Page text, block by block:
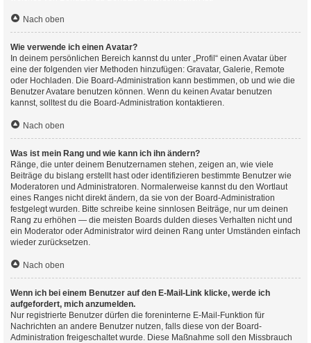
Nach oben
Wie verwende ich einen Avatar?
In deinem persönlichen Bereich kannst du unter „Profil“ einen Avatar über
eine der folgenden vier Methoden hinzufügen: Gravatar, Galerie, Remote
oder Hochladen. Die Board-Administration kann bestimmen, ob und wie die
Benutzer Avatare benutzen können. Wenn du keinen Avatar benutzen
kannst, solltest du die Board-Administration kontaktieren.
Nach oben
Was ist mein Rang und wie kann ich ihn ändern?
Ränge, die unter deinem Benutzernamen stehen, zeigen an, wie viele
Beiträge du bislang erstellt hast oder identifizieren bestimmte Benutzer wie
Moderatoren und Administratoren. Normalerweise kannst du den Wortlaut
eines Ranges nicht direkt ändern, da sie von der Board-Administration
festgelegt wurden. Bitte schreibe keine sinnlosen Beiträge, nur um deinen
Rang zu erhöhen — die meisten Boards dulden dieses Verhalten nicht und
ein Moderator oder Administrator wird deinen Rang unter Umständen einfach
wieder zurücksetzen.
Nach oben
Wenn ich bei einem Benutzer auf den E-Mail-Link klicke, werde ich
aufgefordert, mich anzumelden.
Nur registrierte Benutzer dürfen die foreninterne E-Mail-Funktion für
Nachrichten an andere Benutzer nutzen, falls diese von der Board-
Administration freigeschaltet wurde. Diese Maßnahme soll den Missbrauch